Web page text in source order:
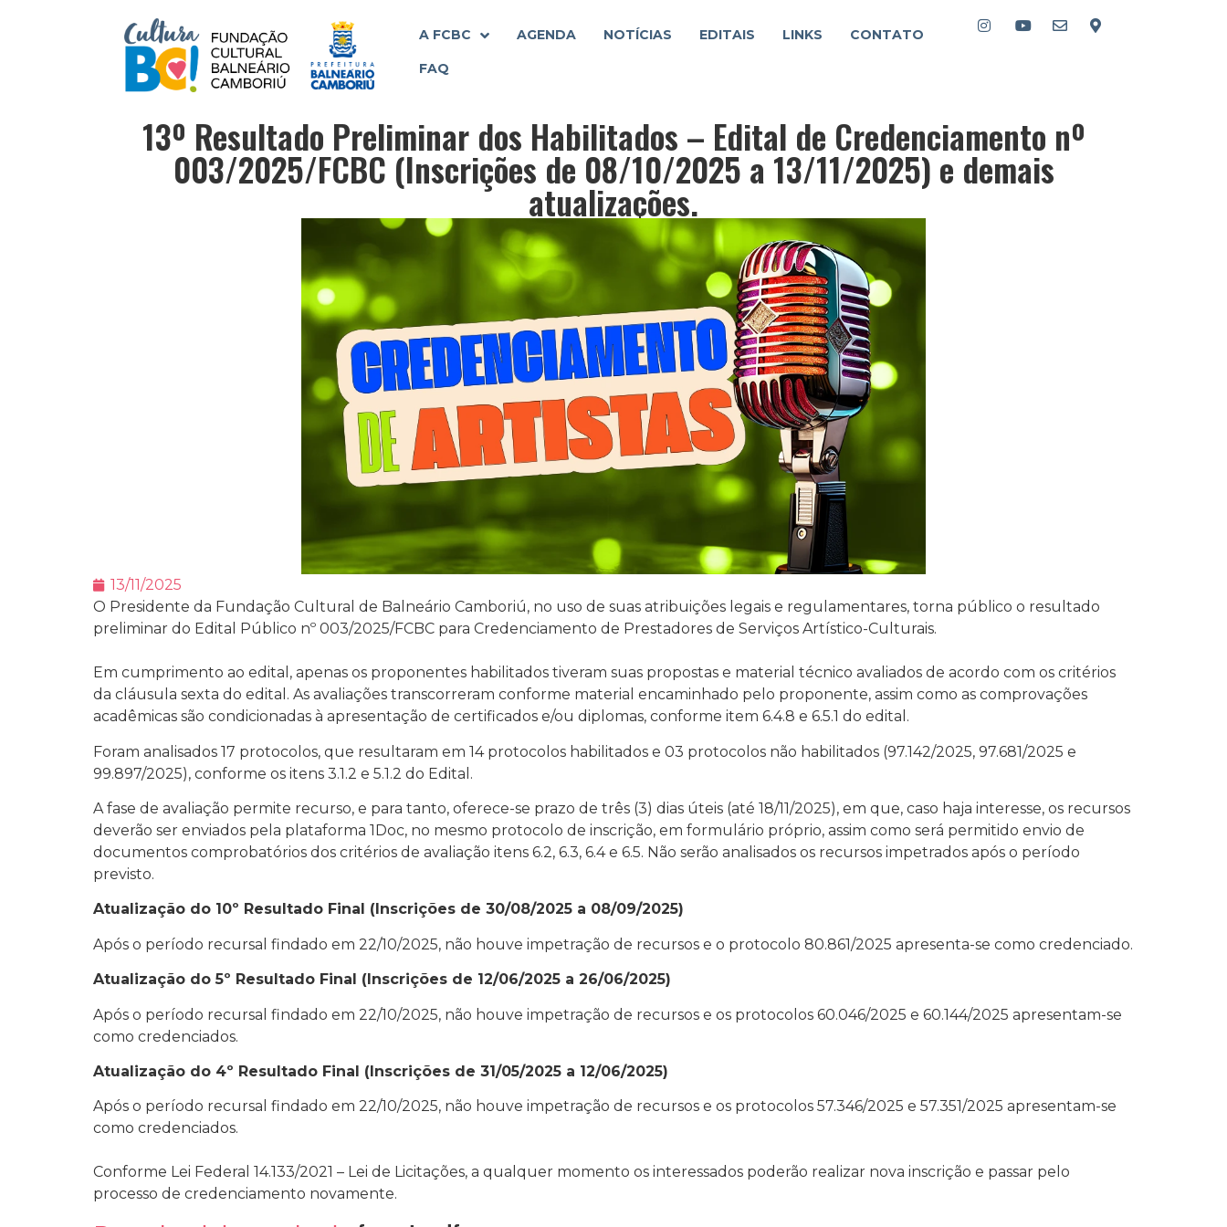
A FCBC AGENDA NOTÍCIAS EDITAIS LINKS CONTATO
FAQ
13º Resultado Preliminar dos Habilitados – Edital de Credenciamento nº
003/2025/FCBC (Inscrições de 08/10/2025 a 13/11/2025) e demais
atualizações.
13/11/2025
O Presidente da Fundação Cultural de Balneário Camboriú, no uso de suas atribuições legais e regulamentares, torna público o resultado
preliminar do Edital Público nº 003/2025/FCBC para Credenciamento de Prestadores de Serviços Artístico-Culturais.
Em cumprimento ao edital, apenas os proponentes habilitados tiveram suas propostas e material técnico avaliados de acordo com os critérios
da cláusula sexta do edital. As avaliações transcorreram conforme material encaminhado pelo proponente, assim como as comprovações
acadêmicas são condicionadas à apresentação de certificados e/ou diplomas, conforme item 6.4.8 e 6.5.1 do edital.
Foram analisados 17 protocolos, que resultaram em 14 protocolos habilitados e 03 protocolos não habilitados (97.142/2025, 97.681/2025 e
99.897/2025), conforme os itens 3.1.2 e 5.1.2 do Edital.
A fase de avaliação permite recurso, e para tanto, oferece-se prazo de três (3) dias úteis (até 18/11/2025), em que, caso haja interesse, os recursos
deverão ser enviados pela plataforma 1Doc, no mesmo protocolo de inscrição, em formulário próprio, assim como será permitido envio de
documentos comprobatórios dos critérios de avaliação itens 6.2, 6.3, 6.4 e 6.5. Não serão analisados os recursos impetrados após o período
previsto.
Atualização do 10º Resultado Final (Inscrições de 30/08/2025 a 08/09/2025)
Após o período recursal findado em 22/10/2025, não houve impetração de recursos e o protocolo 80.861/2025 apresenta-se como credenciado.
Atualização do 5º Resultado Final (Inscrições de 12/06/2025 a 26/06/2025)
Após o período recursal findado em 22/10/2025, não houve impetração de recursos e os protocolos 60.046/2025 e 60.144/2025 apresentam-se
como credenciados.
Atualização do 4º Resultado Final (Inscrições de 31/05/2025 a 12/06/2025)
Após o período recursal findado em 22/10/2025, não houve impetração de recursos e os protocolos 57.346/2025 e 57.351/2025 apresentam-se
como credenciados.
Conforme Lei Federal 14.133/2021 – Lei de Licitações, a qualquer momento os interessados poderão realizar nova inscrição e passar pelo
processo de credenciamento novamente.